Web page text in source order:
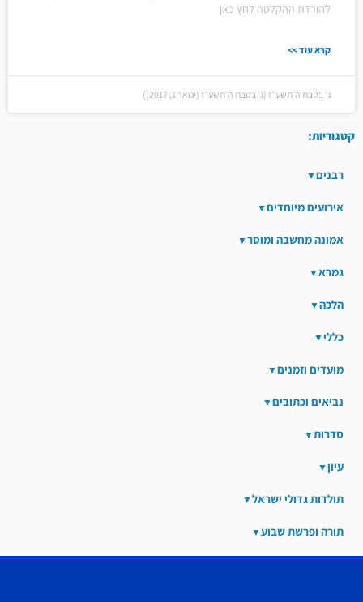
להורדת ההקלטה לחץ כאן
קרא עוד >>
ג׳ בטבת ה׳תשע״ז (ג׳ בטבת ה׳תשע״ז (ינואר 1, 2017))
קטגוריות:
רבנים
אירועים מיוחדים
אמונה מחשבה ומוסר
גמרא
הלכה
כללי
מועדים וזמנים
נביאים וכתובים
סדרות
עיון
תולדות גדולי ישראל
תורה ופרשת שבוע